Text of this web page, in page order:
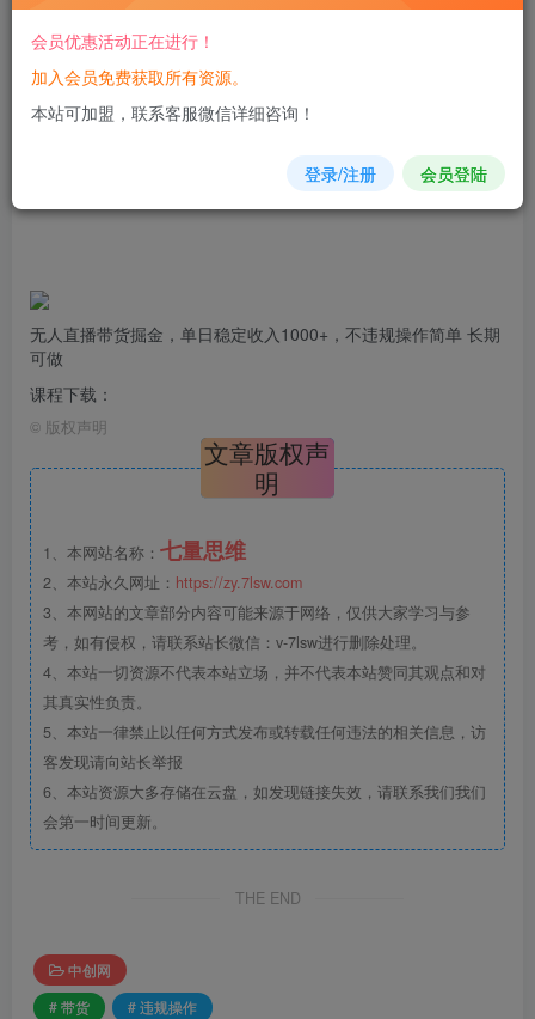
您当前未登录！建议登陆后购买，可保存购买订单
无人直播带货掘金，单日稳定收入1000+，不违规操作简单 长期
可做
课程下载：
© 版权声明
文章版权声
明
1、本网站名称： 七量思维
2、本站永久网址： https://zy.7lsw.com
3、本网站的文章部分内容可能来源于网络，仅供大家学习与参
考，如有侵权，请联系站长微信：v-7lsw进行删除处理。
4、本站一切资源不代表本站立场，并不代表本站赞同其观点和对
其真实性负责。
5、本站一律禁止以任何方式发布或转载任何违法的相关信息，访
客发现请向站长举报
6、本站资源大多存储在云盘，如发现链接失效，请联系我们我们
会第一时间更新。
THE END
中创网
# 带货
# 违规操作
会员优惠活动正在进行！
加入会员免费获取所有资源。
本站可加盟，联系客服微信详细咨询！
登录/注册 会员登陆